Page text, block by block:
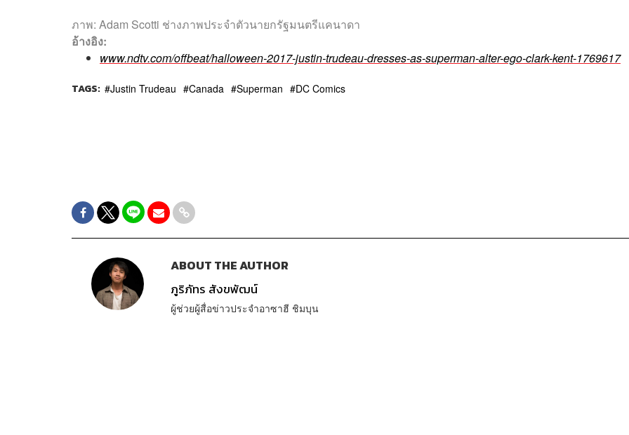
ภาพ: Adam Scotti ช่างภาพประจำตัวนายกรัฐมนตรีแคนาดา
อ้างอิง:
www.ndtv.com/offbeat/halloween-2017-justin-trudeau-dresses-as-superman-alter-ego-clark-kent-1769617
TAGS: Justin Trudeau Canada Superman DC Comics
ABOUT THE AUTHOR
ภูริภัทร สังขพัฒน์
ผู้ช่วยผู้สื่อข่าวประจำอาซาฮี ชิมบุน